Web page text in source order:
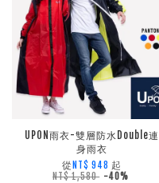
UPON雨衣-雙層防水Double連
身雨衣
從 NT$ 948 起
NT$ 1,580 -40%